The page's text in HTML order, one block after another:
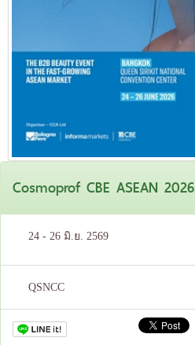
Cosmoprof CBE ASEAN 2026
24 - 26 มิ.ย. 2569
QSNCC